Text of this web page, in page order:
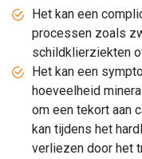
Het kan een
processen zoals
schildklierziekten
Het kan een
hoeveelheid
om een tekort aan
kan tijdens het
verliezen door het